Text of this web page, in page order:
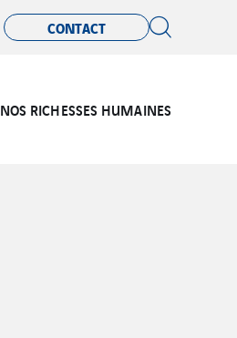
CONTACT
NOS RICHESSES HUMAINES